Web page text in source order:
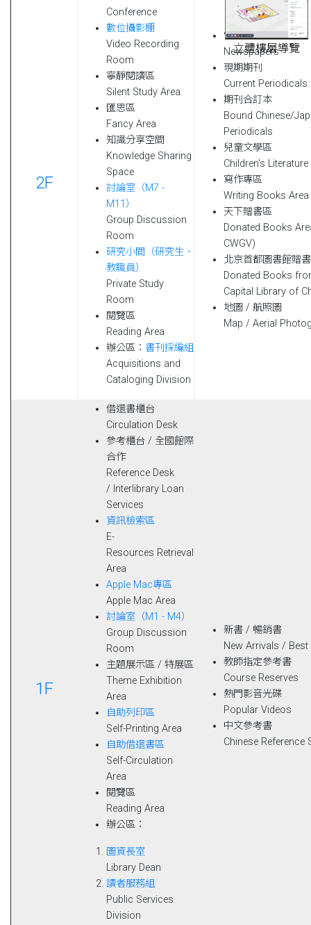
2F
Conference
數位攝影棚
Video Recording
Room
寧靜閱讀區
Silent Study Area
匯思區
Fancy Area
知識分享空間
Knowledge Sharing
Space
討論室（M7 -
M11）
Group Discussion
Room
研究小間（研究生、
教職員）
Private Study
Room
閱覽區
Reading Area
辦公區： 書刊採編組
Acquisitions and
Cataloging Division
當月報紙
Newspapers
現期期刊
Current Periodicals
期刊合訂本
Bound Chinese/
Periodicals
兒童文學區
Children's Literature
寫作專區
Writing Books Area
天下贈書區
Donated Books
CWGV)
北京首都圖書館贈書
Donated Books
Capital Library of
地圖 / 航照圖
Map / Aerial
1F
借還書櫃台
Circulation Desk
參考櫃台 / 全國館際
合作
Reference Desk
/ Interlibrary Loan
Services
資訊檢索區
E-
Resources Retrieval
Area
Apple Mac專區
Apple Mac Area
討論室（M1 - M4）
Group Discussion
Room
主題展示區 / 特展區
Theme Exhibition
Area
自助列印區
Self-Printing Area
自助借還書區
Self-Circulation
Area
閱覽區
Reading Area
辦公區：
圖資長室
Library Dean
讀者服務組
Public Services
Division
新書 / 暢銷書
New Arrivals / Best
教師指定參考書
Course Reserves
熱門影音光碟
Popular Videos
中文參考書
Chinese Reference
立體樓層導覽